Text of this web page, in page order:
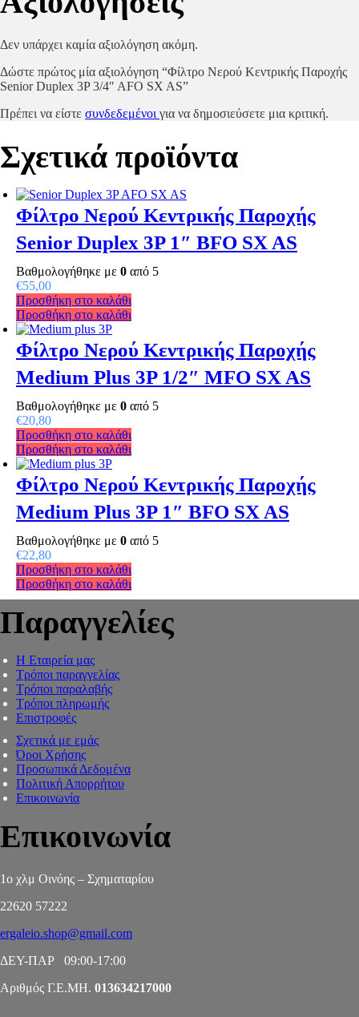
Δεν υπάρχει καμία αξιολόγηση ακόμη.
Δώστε πρώτος μία αξιολόγηση “Φίλτρο Νερού Κεντρικής Παροχής
Senior Duplex 3P 3/4″ AFO SX AS”
Πρέπει να είστε συνδεδεμένοι για να δημοσιεύσετε μια κριτική.
Σχετικά προϊόντα
Φίλτρο Νερού Κεντρικής Παροχής
Senior Duplex 3P 1″ BFO SX AS
Βαθμολογήθηκε με 0 από 5
€55,00
Προσθήκη στο καλάθι
Προσθήκη στο καλάθι
Φίλτρο Νερού Κεντρικής Παροχής
Medium Plus 3P 1/2″ MFO SX AS
Βαθμολογήθηκε με 0 από 5
€20,80
Προσθήκη στο καλάθι
Προσθήκη στο καλάθι
Φίλτρο Νερού Κεντρικής Παροχής
Medium Plus 3P 1″ BFO SX AS
Βαθμολογήθηκε με 0 από 5
€22,80
Προσθήκη στο καλάθι
Προσθήκη στο καλάθι
Παραγγελίες
Η Εταιρεία μας
Τρόποι παραγγελίας
Τρόποι παραλαβής
Τρόποι πληρωμής
Επιστροφές
Σχετικά με εμάς
Όροι Χρήσης
Προσωπικά Δεδομένα
Πολιτική Απορρήτου
Επικοινωνία
Επικοινωνία
1ο χλμ Οινόης – Σχηματαρίου
22620 57222
ergaleio.shop@gmail.com
ΔΕΥ-ΠΑΡ 09:00-17:00
Αριθμός Γ.Ε.ΜΗ. 013634217000